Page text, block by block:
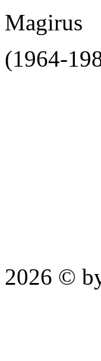
Magirus
(1964-
2026 ©